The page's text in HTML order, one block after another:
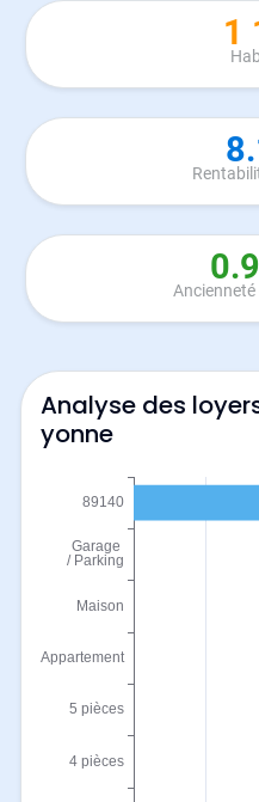
1
Analyse des
yonne